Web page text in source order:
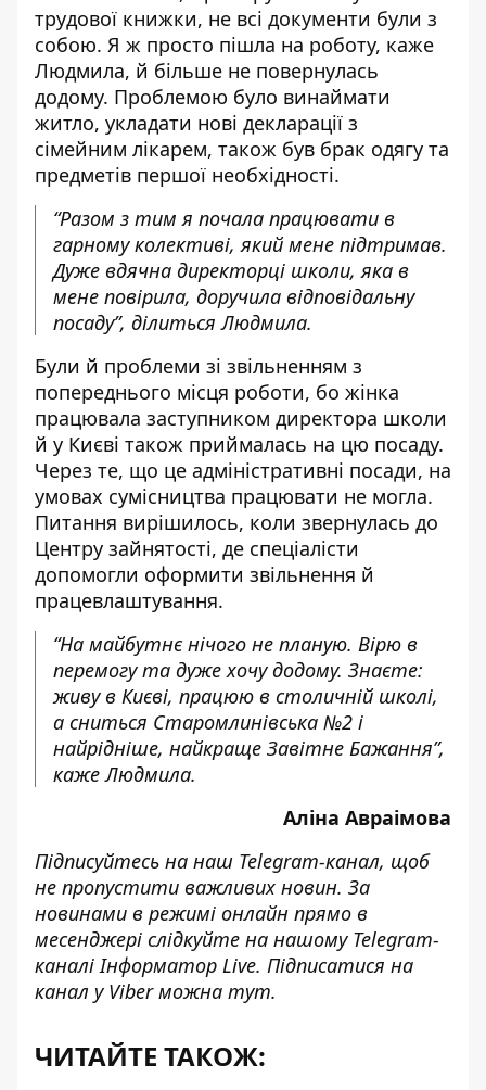
трудової книжки, не всі документи були з
собою. Я ж просто пішла на роботу, каже
Людмила, й більше не повернулась
додому. Проблемою було винаймати
житло, укладати нові декларації з
сімейним лікарем, також був брак одягу та
предметів першої необхідності.
“Разом з тим я почала працювати в
гарному колективі, який мене підтримав.
Дуже вдячна директорці школи, яка в
мене повірила, доручила відповідальну
посаду”, ділиться Людмила.
Були й проблеми зі звільненням з
попереднього місця роботи, бо жінка
працювала заступником директора школи
й у Києві також приймалась на цю посаду.
Через те, що це адміністративні посади, на
умовах сумісництва працювати не могла.
Питання вирішилось, коли звернулась до
Центру зайнятості, де спеціалісти
допомогли оформити звільнення й
працевлаштування.
“На майбутнє нічого не планую. Вірю в
перемогу та дуже хочу додому. Знаєте:
живу в Києві, працюю в столичній школі,
а сниться Старомлинівська №2 і
найрідніше, найкраще Завітне Бажання”,
каже Людмила.
Аліна Авраімова
Підписуйтесь на наш Telegram-канал, щоб
не пропустити важливих новин. За
новинами в режимі онлайн прямо в
месенджері слідкуйте на нашому Telegram-
каналіІнформатор Live. Підписатися на
канал у Viber можна тут.
ЧИТАЙТЕ ТАКОЖ: